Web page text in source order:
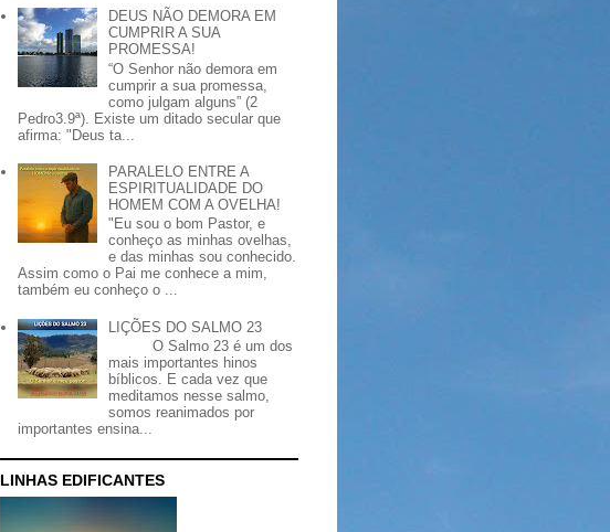
DEUS NÃO DEMORA EM
CUMPRIR A SUA
PROMESSA!
“O Senhor não demora em
cumprir a sua promessa,
como julgam alguns” (2
Pedro3.9ª). Existe um ditado secular que
afirma: "Deus ta...
PARALELO ENTRE A
ESPIRITUALIDADE DO
HOMEM COM A OVELHA!
"Eu sou o bom Pastor, e
conheço as minhas ovelhas,
e das minhas sou conhecido.
Assim como o Pai me conhece a mim,
também eu conheço o ...
LIÇÕES DO SALMO 23
O Salmo 23 é um dos
mais importantes hinos
bíblicos. E cada vez que
meditamos nesse salmo,
somos reanimados por
importantes ensina...
LINHAS EDIFICANTES